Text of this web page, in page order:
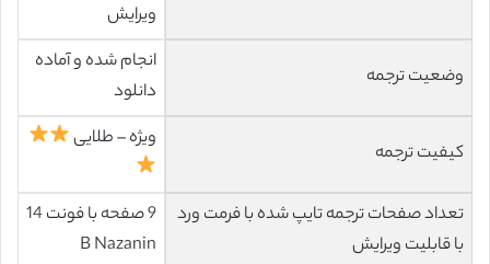
ویرایش
وضعیت ترجمه
انجام شده و آماده
دانلود
کیفیت ترجمه
ویژه – طلایی
تعداد صفحات ترجمه تایپ شده با فرمت ورد
با قابلیت ویرایش
9 صفحه با فونت 14
B Nazanin